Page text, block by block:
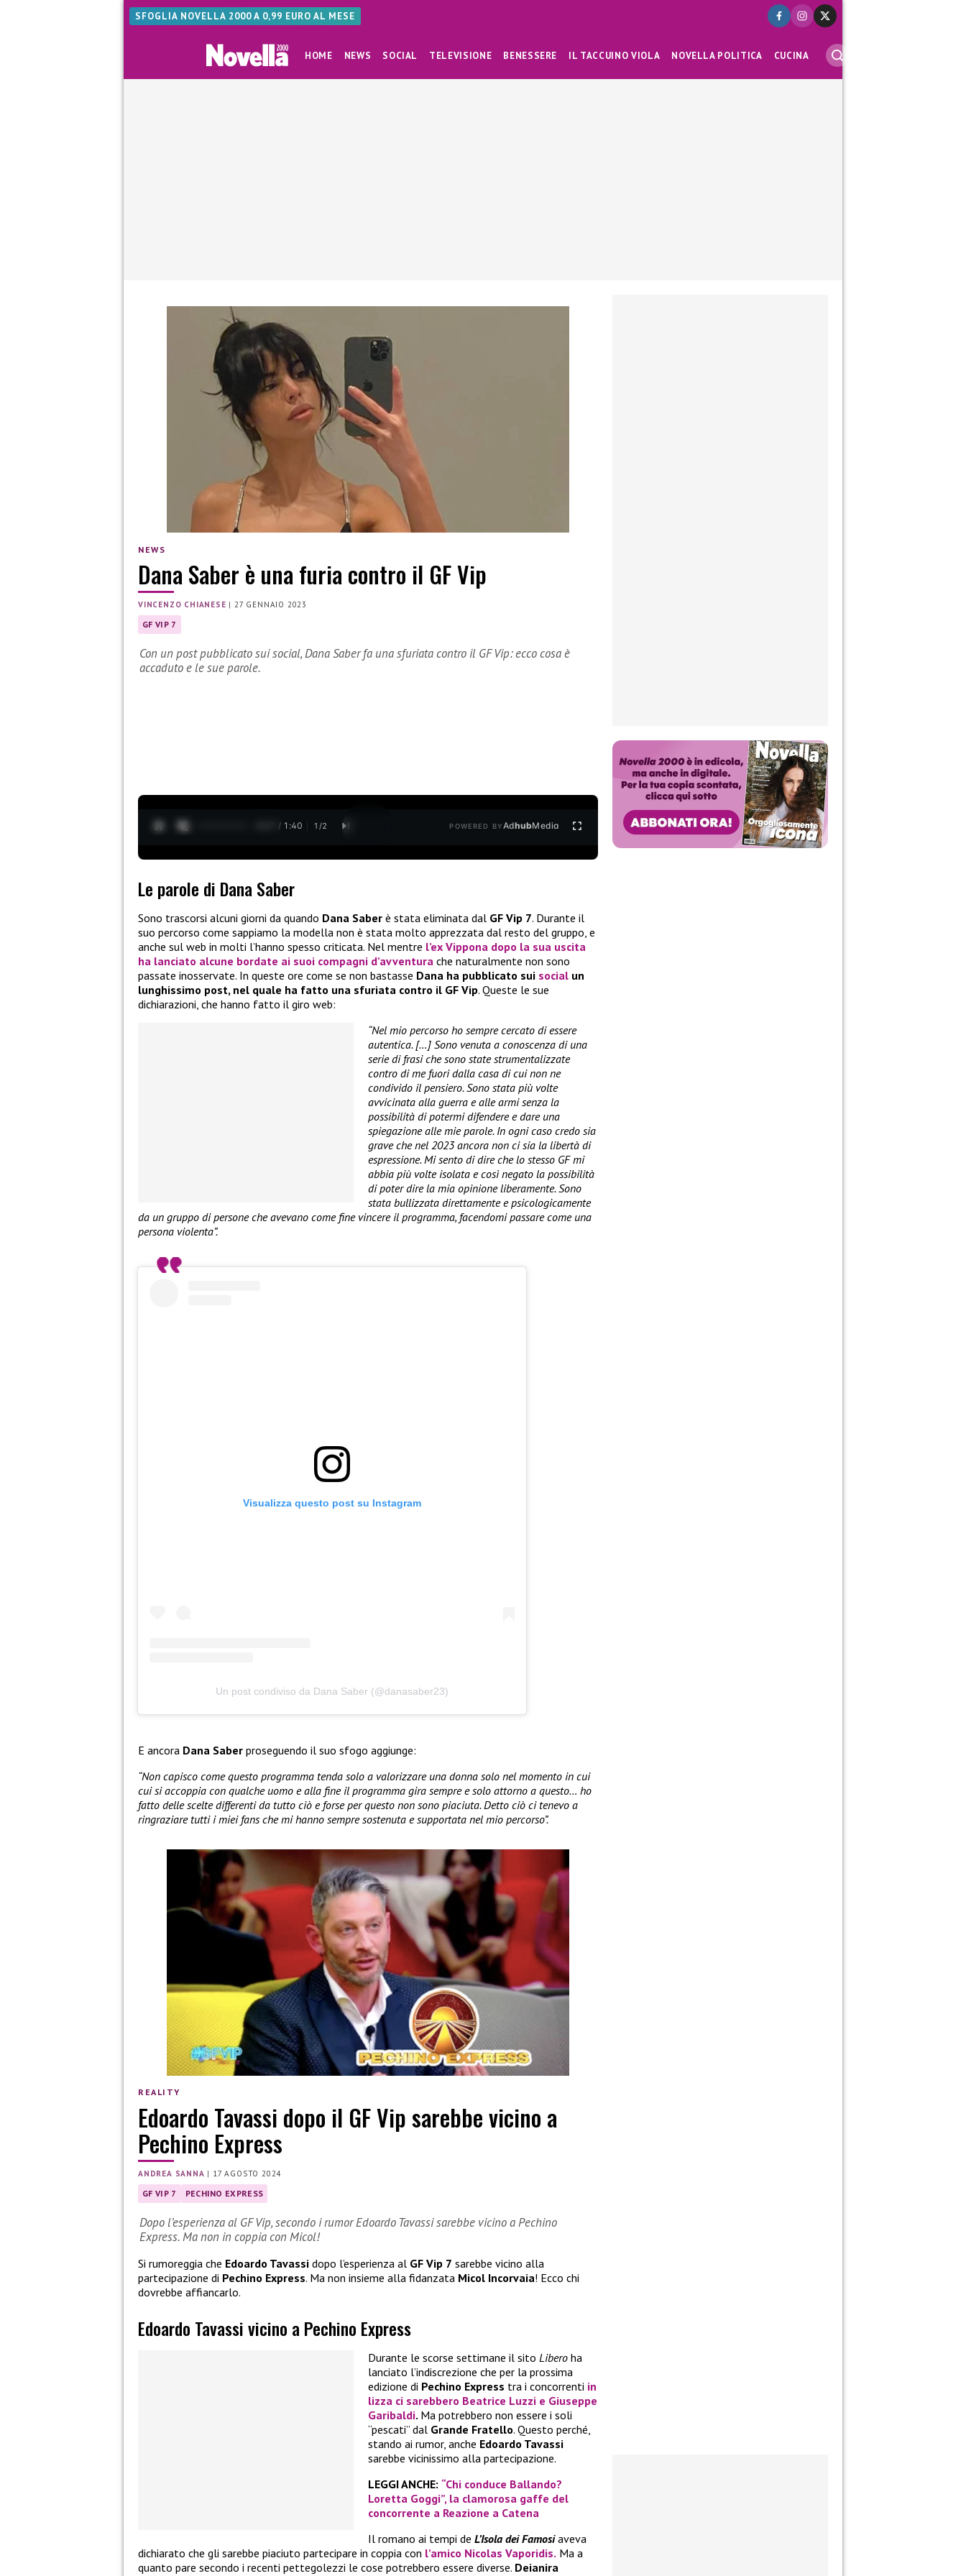
SFOGLIA NOVELLA 2000 A 0,99 EURO AL MESE
HOME NEWS SOCIAL TELEVISIONE BENESSERE IL TACCUINO VIOLA NOVELLA POLITICA CUCINA
NEWS
Dana Saber è una furia contro il GF Vip
VINCENZO CHIANESE |27 GENNAIO 2023
GF VIP 7
Con un post pubblicato sui social, Dana Saber fa una sfuriata contro il GF Vip: ecco cosa è
accaduto e le sue parole.
0:28 / 1:40 1 /2 POWERED BYAdhubMedia
Le parole di Dana Saber
Sono trascorsi alcuni giorni da quando Dana Saber è stata eliminata dal GF Vip 7. Durante il
suo percorso come sappiamo la modella non è stata molto apprezzata dal resto del gruppo, e
anche sul web in molti l’hanno spesso criticata. Nel mentre l’ex Vippona dopo la sua uscita
ha lanciato alcune bordate ai suoi compagni d’avventura che naturalmente non sono
passate inosservate. In queste ore come se non bastasse Dana ha pubblicato sui social un
lunghissimo post, nel quale ha fatto una sfuriata contro il GF Vip. Queste le sue
dichiarazioni, che hanno fatto il giro web:
“Nel mio percorso ho sempre cercato di essere
autentica. […] Sono venuta a conoscenza di una
serie di frasi che sono state strumentalizzate
contro di me fuori dalla casa di cui non ne
condivido il pensiero. Sono stata più volte
avvicinata alla guerra e alle armi senza la
possibilità di potermi difendere e dare una
spiegazione alle mie parole. In ogni caso credo sia
grave che nel 2023 ancora non ci sia la libertà di
espressione. Mi sento di dire che lo stesso GF mi
abbia più volte isolata e così negato la possibilità
di poter dire la mia opinione liberamente. Sono
stata bullizzata direttamente e psicologicamente
da un gruppo di persone che avevano come fine vincere il programma, facendomi passare come una
persona violenta”.
Visualizza questo post su Instagram
Un post condiviso da Dana Saber (@danasaber23)
E ancora Dana Saber proseguendo il suo sfogo aggiunge:
“Non capisco come questo programma tenda solo a valorizzare una donna solo nel momento in cui
cui si accoppia con qualche uomo e alla fine il programma gira sempre e solo attorno a questo… ho
fatto delle scelte differenti da tutto ciò e forse per questo non sono piaciuta. Detto ciò ci tenevo a
ringraziare tutti i miei fans che mi hanno sempre sostenuta e supportata nel mio percorso”.
REALITY
Edoardo Tavassi dopo il GF Vip sarebbe vicino a
Pechino Express
ANDREA SANNA | 17 AGOSTO 2024
GF VIP 7 PECHINO EXPRESS
Dopo l’esperienza al GF Vip, secondo i rumor Edoardo Tavassi sarebbe vicino a Pechino
Express. Ma non in coppia con Micol!
Si rumoreggia che Edoardo Tavassi dopo l’esperienza al GF Vip 7 sarebbe vicino alla
partecipazione di Pechino Express. Ma non insieme alla fidanzata Micol Incorvaia! Ecco chi
dovrebbe affiancarlo.
Edoardo Tavassi vicino a Pechino Express
Durante le scorse settimane il sito Libero ha
lanciato l’indiscrezione che per la prossima
edizione di Pechino Express tra i concorrenti in
lizza ci sarebbero Beatrice Luzzi e Giuseppe
Garibaldi. Ma potrebbero non essere i soli
“pescati” dal Grande Fratello. Questo perché,
stando ai rumor, anche Edoardo Tavassi
sarebbe vicinissimo alla partecipazione.
LEGGI ANCHE: “Chi conduce Ballando?
Loretta Goggi”, la clamorosa gaffe del
concorrente a Reazione a Catena
Il romano ai tempi de L’Isola dei Famosiaveva
dichiarato che gli sarebbe piaciuto partecipare in coppia con l’amico Nicolas Vaporidis. Ma a
quanto pare secondo i recenti pettegolezzi le cose potrebbero essere diverse. Deianira